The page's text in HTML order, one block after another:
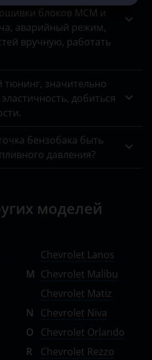
блоков MCM и
аварийный режим,
вручную, работать
значительно
добиться
бензобака быть
давления?
моделей
Chevrolet Lanos
M Chevrolet Malibu
Chevrolet Matiz
N
Chevrolet Niva
O
Chevrolet Orlando
R
Chevrolet Rezzo